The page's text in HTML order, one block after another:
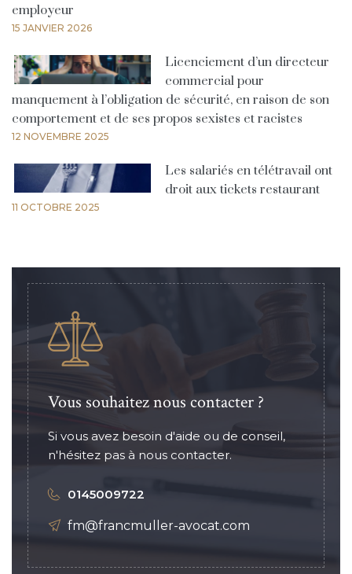
employeur
15 JANVIER 2026
Licenciement d’un directeur
commercial pour
manquement à l’obligation de sécurité, en raison de son
comportement et de ses propos sexistes et racistes
12 NOVEMBRE 2025
Les salariés en télétravail ont
droit aux tickets restaurant
11 OCTOBRE 2025
Vous souhaitez nous contacter ?
Si vous avez besoin d'aide ou de conseil,
n'hésitez pas à nous contacter.
0145009722
fm@francmuller-avocat.com